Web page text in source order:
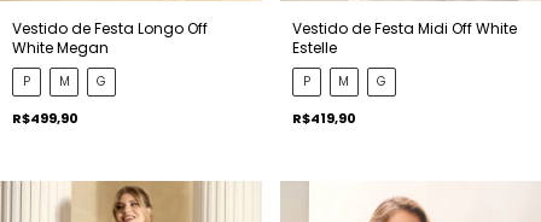
Vestido de Festa Longo Off
White Megan
P M G
R$499,90
Vestido de Festa Midi Off White
Estelle
P M G
R$419,90